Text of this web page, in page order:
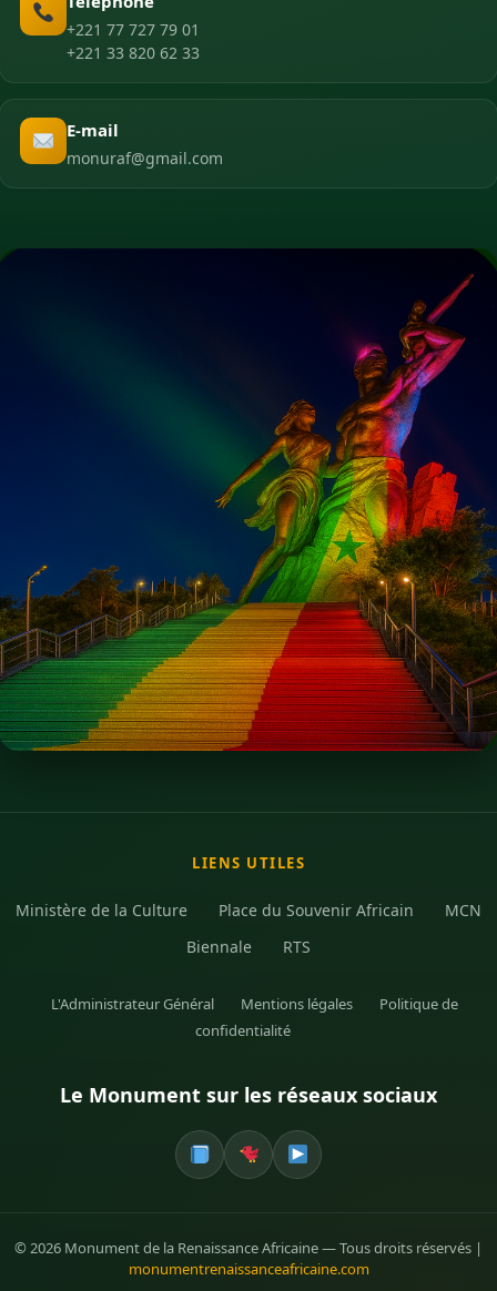
+221 77 727 79 01
+221 33 820 62 33
E-mail
monuraf@gmail.com
LIENS UTILES
Ministère de la Culture Place du Souvenir Africain
MCN
Biennale
RTS
L'Administrateur Général Mentions légales
Politique de
confidentialité
Le Monument sur les réseaux sociaux
© 2026 Monument de la Renaissance Africaine — Tous droits réservés |
monumentrenaissanceafricaine.com